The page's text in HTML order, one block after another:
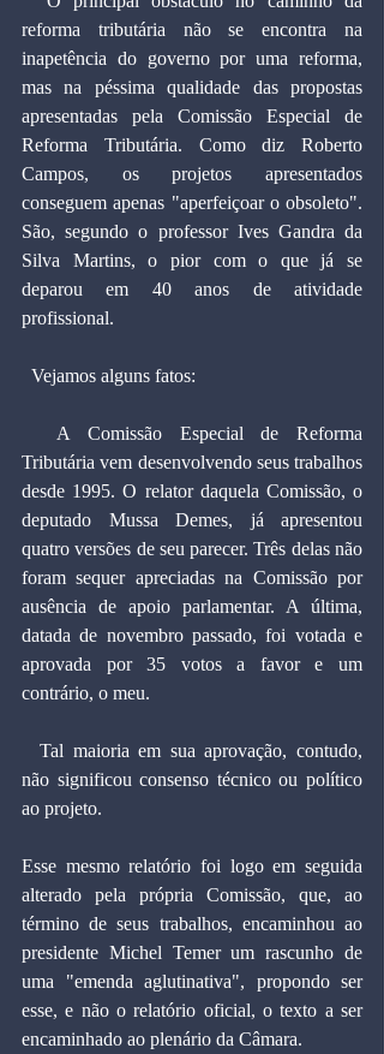
reforma tributária não se encontra na
inapetência do governo por uma reforma,
mas na péssima qualidade das propostas
apresentadas pela Comissão Especial de
Reforma Tributária. Como diz Roberto
Campos, os projetos apresentados
conseguem apenas "aperfeiçoar o obsoleto".
São, segundo o professor Ives Gandra da
Silva Martins, o pior com o que já se
deparou em 40 anos de atividade
profissional.
  Vejamos alguns fatos:
Tributária vem desenvolvendo seus trabalhos
desde 1995. O relator daquela Comissão, o
deputado Mussa Demes, já apresentou
quatro versões de seu parecer. Três delas não
foram sequer apreciadas na Comissão por
ausência de apoio parlamentar. A última,
datada de novembro passado, foi votada e
aprovada por 35 votos a favor e um
contrário, o meu.
  Tal maioria em sua aprovação, contudo,
não significou consenso técnico ou político
ao projeto.
Esse mesmo relatório foi logo em seguida
alterado pela própria Comissão, que, ao
término de seus trabalhos, encaminhou ao
presidente Michel Temer um rascunho de
uma "emenda aglutinativa", propondo ser
esse, e não o relatório oficial, o texto a ser
encaminhado ao plenário da Câmara.